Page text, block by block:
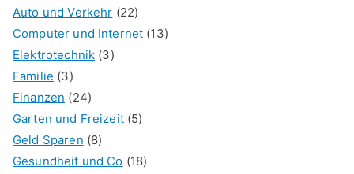
Auto und Verkehr (22)
Computer und Internet (13)
Elektrotechnik (3)
Familie (3)
Finanzen (24)
Garten und Freizeit(5)
Geld Sparen (8)
Gesundheit und Co (18)